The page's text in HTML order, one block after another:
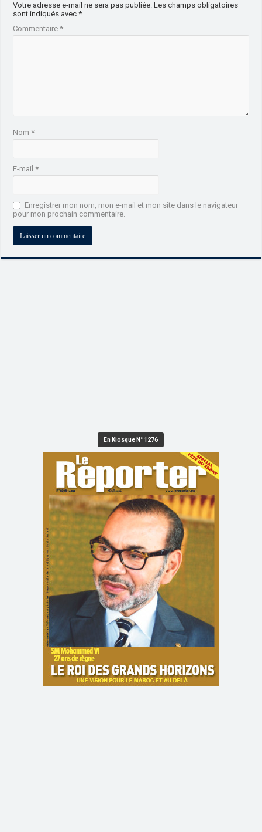
Votre adresse e-mail ne sera pas publiée. Les champs obligatoires
sont indiqués avec*
Commentaire*
Nom*
E-mail*
Enregistrer mon nom, mon e-mail et mon site dans le navigateur
pour mon prochain commentaire.
En Kiosque N° 1276